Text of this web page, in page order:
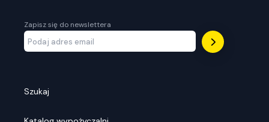
Zapisz się do newslettera
Szukaj